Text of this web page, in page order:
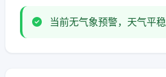
当前无气象预警，天气平稳